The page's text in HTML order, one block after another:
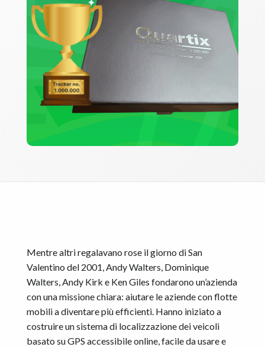
Mentre altri regalavano rose il giorno di San
Valentino del 2001, Andy Walters, Dominique
Walters, Andy Kirk e Ken Giles fondarono un’azienda
con una missione chiara: aiutare le aziende con flotte
mobili a diventare più efficienti. Hanno iniziato a
costruire un sistema di localizzazione dei veicoli
basato su GPS accessibile online, facile da usare e